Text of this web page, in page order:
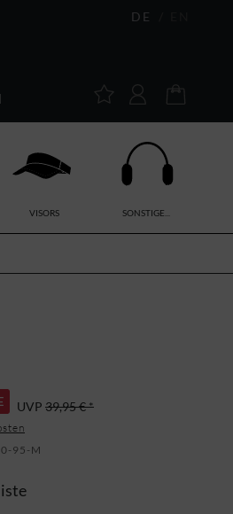
DE
VISORS SONSTIGE...
UVP 39,95 € *
95-M